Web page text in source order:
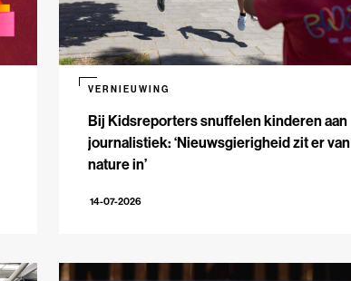
Bij Kidsreporters snuffelen kinderen aan
journalistiek: ‘Nieuwsgierigheid zit er van
nature in’
VERNIEUWING
14-07-2026